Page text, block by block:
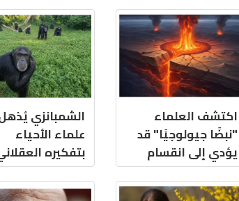
اكتشف العلماء
"نبضًا جيولوجيًا" قد
يؤدي إلى انقسام
إفريقيا وتشكيل
محيط جديد
الشمبانزي
علماء الأحياء
بتفكيره